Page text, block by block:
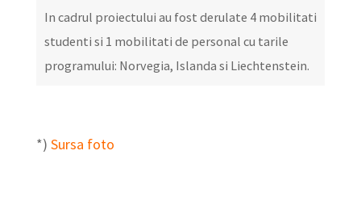
In cadrul proiectului au fost derulate 4 mobilitati
studenti si 1 mobilitati de personal cu tarile
programului: Norvegia, Islanda si Liechtenstein.
*) Sursa foto